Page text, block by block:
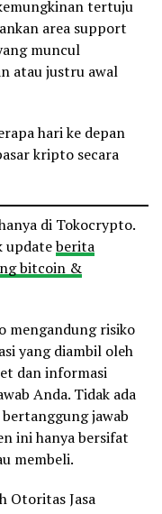
tertuju
area support
muncul
atau justru awal
hari ke depan
kripto secara
di Tokocrypto.
updateberita
bitcoin &
mengandung risiko
yang diambil oleh
dan informasi
Anda. Tidak ada
jawab
ini hanya bersifat
membeli.
Otoritas Jasa